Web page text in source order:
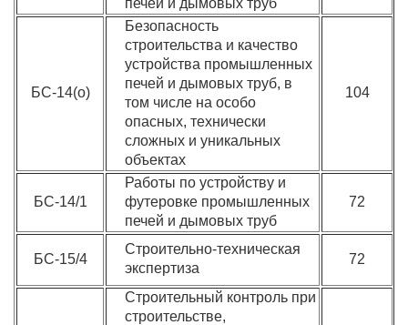
печей и дымовых труб
БС-14(о)
Безопасность
строительства и качество
устройства промышленных
печей и дымовых труб, в
том числе на особо
опасных, технически
сложных и уникальных
объектах
104
БС-14/1
Работы по устройству и
футеровке промышленных
печей и дымовых труб
72
БС-15/4
Строительно-техническая
экспертиза
72
Строительный контроль при
строительстве,